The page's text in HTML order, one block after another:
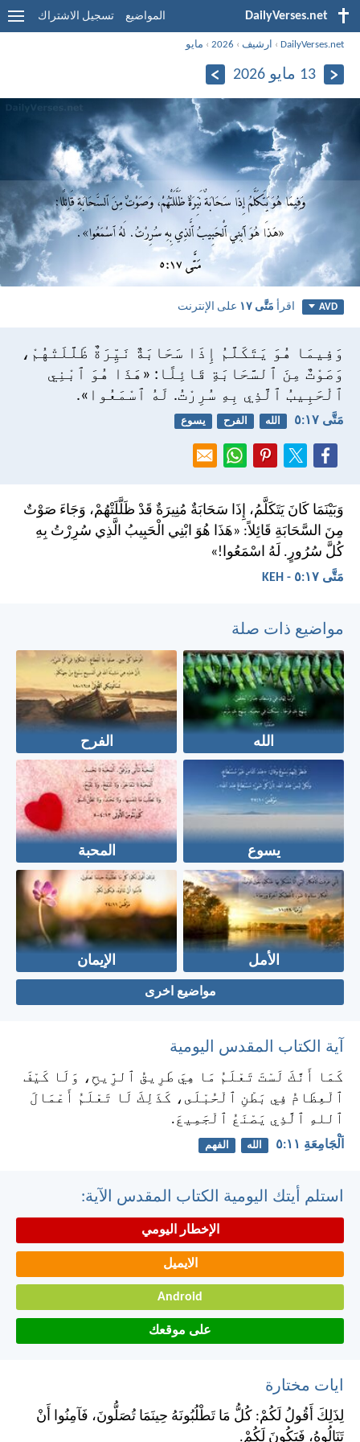
DailyVerses.net المواضيع تسجيل الاشتراك
DailyVerses.net
› ارشيف ›
2026
› مايو
13 مايو 2026
AVD اقرأ مَتَّى ١٧ على الإنترنت
وَفِيمَا هُوَ يَتَكَلَّمُ إِذَا سَحَابَةٌ نَيِّرَةٌ ظَلَّلَتْهُمْ،
وَصَوْتٌ مِنَ ٱلسَّحَابَةِ قَائِلًا: «هَذَا هُوَ ٱبْنِي
ٱلْحَبِيبُ ٱلَّذِي بِهِ سُرِرْتُ. لَهُ ٱسْمَعُوا».
مَتَّى ١٧:‏٥ الله الفرح يسوع
وَبَيْنَمَا كَانَ يَتَكَلَّمُ، إِذَا سَحَابَةٌ مُنِيرَةٌ قَدْ ظَلَّلَتْهُمْ، وَجَاءَ صَوْتٌ
مِنَ السَّحَابَةِ قَائِلاً: «هَذَا هُوَ ابْنِي الْحَبِيبُ الَّذِي سُرِرْتُ بِهِ
كُلَّ سُرُورٍ. لَهُ اسْمَعُوا!»
مَتَّى ١٧:‏٥ - KEH
مواضيع ذات صلة
الله الفرح
يسوع المحبة
الأمل الإيمان
مواضيع اخرى
آية الكتاب المقدس اليومية
كَمَا أَنَّكَ لَسْتَ تَعْلَمُ مَا هِيَ طَرِيقُ ٱلرِّيحِ، وَلَا كَيْفَ
ٱلْعِظَامُ فِي بَطْنِ ٱلْحُبْلَى، كَذَلِكَ لَا تَعْلَمُ أَعْمَالَ
ٱللهِ ٱلَّذِي يَصْنَعُ ٱلْجَمِيعَ.
اَلْجَامِعَةِ ١١:‏٥ الله الفهم
استلم أيتك اليومية الكتاب المقدس الآية:
الإخطار اليومي
الايميل
Android
على موقعك
ايات مختارة
لِذَلِكَ أَقُولُ لَكُمْ: كُلُّ مَا تَطْلُبُونَهُ حِينَمَا تُصَلُّونَ، فَآمِنُوا أَنْ
تَنَالُوهُ، فَيَكُونَ لَكُمْ.